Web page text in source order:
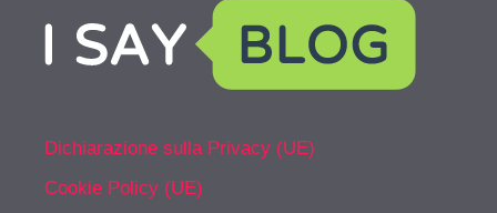
Dichiarazione sulla Privacy (UE)
Cookie Policy (UE)